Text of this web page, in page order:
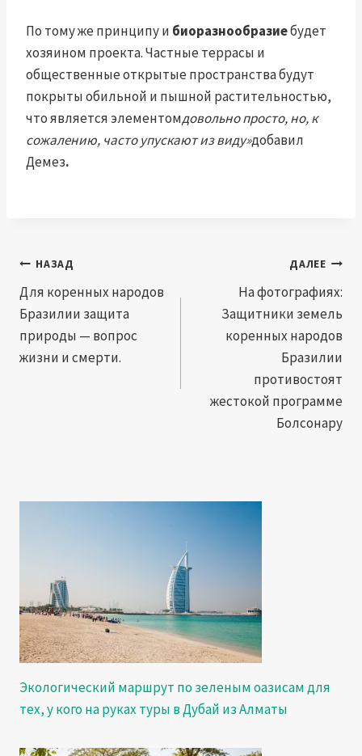
По тому же принципу и биоразнообразиебудет
хозяином проекта. Частные террасы и
общественные открытые пространства будут
покрыты обильной и пышной растительностью,
что является элементомдовольно просто, но, к
сожалению, часто упускают из виду»добавил
Демез.
Навигация
по
записям
НАЗАД
Для коренных народов
Бразилии защита
природы — вопрос
жизни и смерти.
ДАЛЕЕ
На фотографиях:
Защитники земель
коренных народов
Бразилии
противостоят
жестокой программе
Болсонару
Экологический маршрут по зеленым оазисам для
тех, у кого на руках туры в Дубай из Алматы